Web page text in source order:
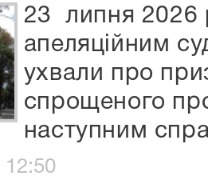
23 липня 2026
апеляційним
ухвали про
спрощеного
наступним
12:50